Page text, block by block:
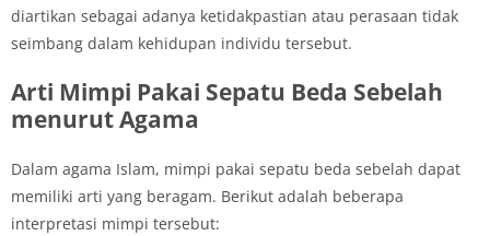
diartikan sebagai adanya ketidakpastian atau perasaan tidak
seimbang dalam kehidupan individu tersebut.
Arti Mimpi Pakai Sepatu Beda Sebelah
menurut Agama
Dalam agama Islam, mimpi pakai sepatu beda sebelah dapat
memiliki arti yang beragam. Berikut adalah beberapa
interpretasi mimpi tersebut: